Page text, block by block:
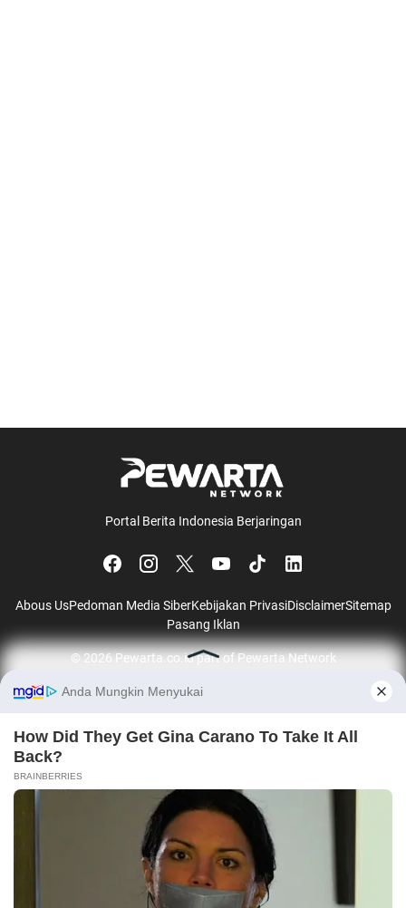
Portal Berita Indonesia Berjaringan
Abous UsPedoman Media SiberKebijakan PrivasiDisclaimerSitemap
Pasang Iklan
© 2026 Pewarta.co.idpart of Pewarta Network